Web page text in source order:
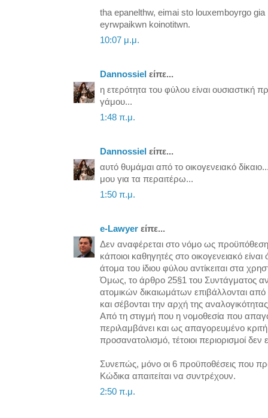
tha epanelthw, eimai sto louxemboyrgo
eyrwpaikwn koinotitwn.
10:07 μ.μ.
Dannossiel είπε...
η ετερότητα του φύλου είναι ουσιαστική
γάμου...
1:48 π.μ.
Dannossiel είπε...
αυτό θυμάμαι από το οικογενειακό
μου για τα περαιτέρω...
1:50 π.μ.
e-Lawyer είπε...
Δεν αναφέρεται στο νόμο ως
κάποιοι καθηγητές στο οικογενειακό
άτομα του ίδιου φύλου αντίκειται στα
Όμως, το άρθρο 25§1 του Συντάγματος
ατομικών δικαιωμάτων επιβάλλονται
και σέβονται την αρχή της
Από τη στιγμή που η νομοθεσία που
περιλαμβάνει και ως απαγορευμένο
προσανατολισμό, τέτοιοι περιορισμοί δεν
Συνεπώς, μόνο οι 6 προϋποθέσεις που
Κώδικα απαιτείται να συντρέχουν.
2:50 π.μ.